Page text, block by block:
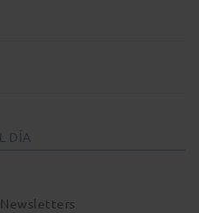
DÍA